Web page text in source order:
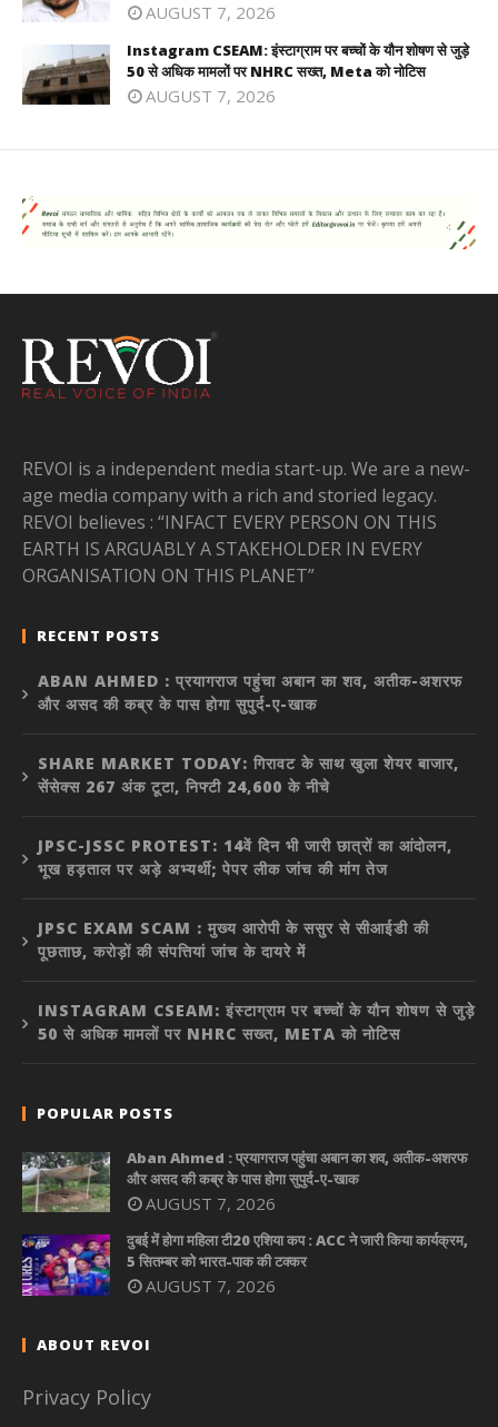
AUGUST 7, 2026
Instagram CSEAM: इंस्टाग्राम पर बच्चों के यौन शोषण से जुड़े
50 से अधिक मामलों पर NHRC सख्त, Meta को नोटिस
AUGUST 7, 2026
REVOI is a independent media start-up. We are a new-
age media company with a rich and storied legacy.
REVOI believes : “INFACT EVERY PERSON ON THIS
EARTH IS ARGUABLY A STAKEHOLDER IN EVERY
ORGANISATION ON THIS PLANET”
RECENT POSTS
ABAN AHMED : प्रयागराज पहुंचा अबान का शव, अतीक-अशरफ
और असद की कब्र के पास होगा सुपुर्द-ए-खाक
SHARE MARKET TODAY: गिरावट के साथ खुला शेयर बाजार,
सेंसेक्स 267 अंक टूटा, निफ्टी 24,600 के नीचे
JPSC-JSSC PROTEST: 14वें दिन भी जारी छात्रों का आंदोलन,
भूख हड़ताल पर अड़े अभ्यर्थी; पेपर लीक जांच की मांग तेज
JPSC EXAM SCAM : मुख्य आरोपी के ससुर से सीआईडी की
पूछताछ, करोड़ों की संपत्तियां जांच के दायरे में
INSTAGRAM CSEAM: इंस्टाग्राम पर बच्चों के यौन शोषण से जुड़े
50 से अधिक मामलों पर NHRC सख्त, META को नोटिस
POPULAR POSTS
Aban Ahmed : प्रयागराज पहुंचा अबान का शव, अतीक-अशरफ
और असद की कब्र के पास होगा सुपुर्द-ए-खाक
AUGUST 7, 2026
दुबई में होगा महिला टी20 एशिया कप : ACC ने जारी किया कार्यक्रम,
5 सितम्बर को भारत-पाक की टक्कर
AUGUST 7, 2026
ABOUT REVOI
Privacy Policy